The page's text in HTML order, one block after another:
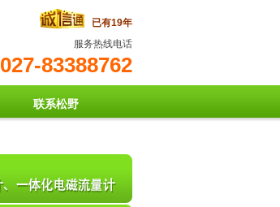
已有19年
服务热线电话
027-83388762
联系松野